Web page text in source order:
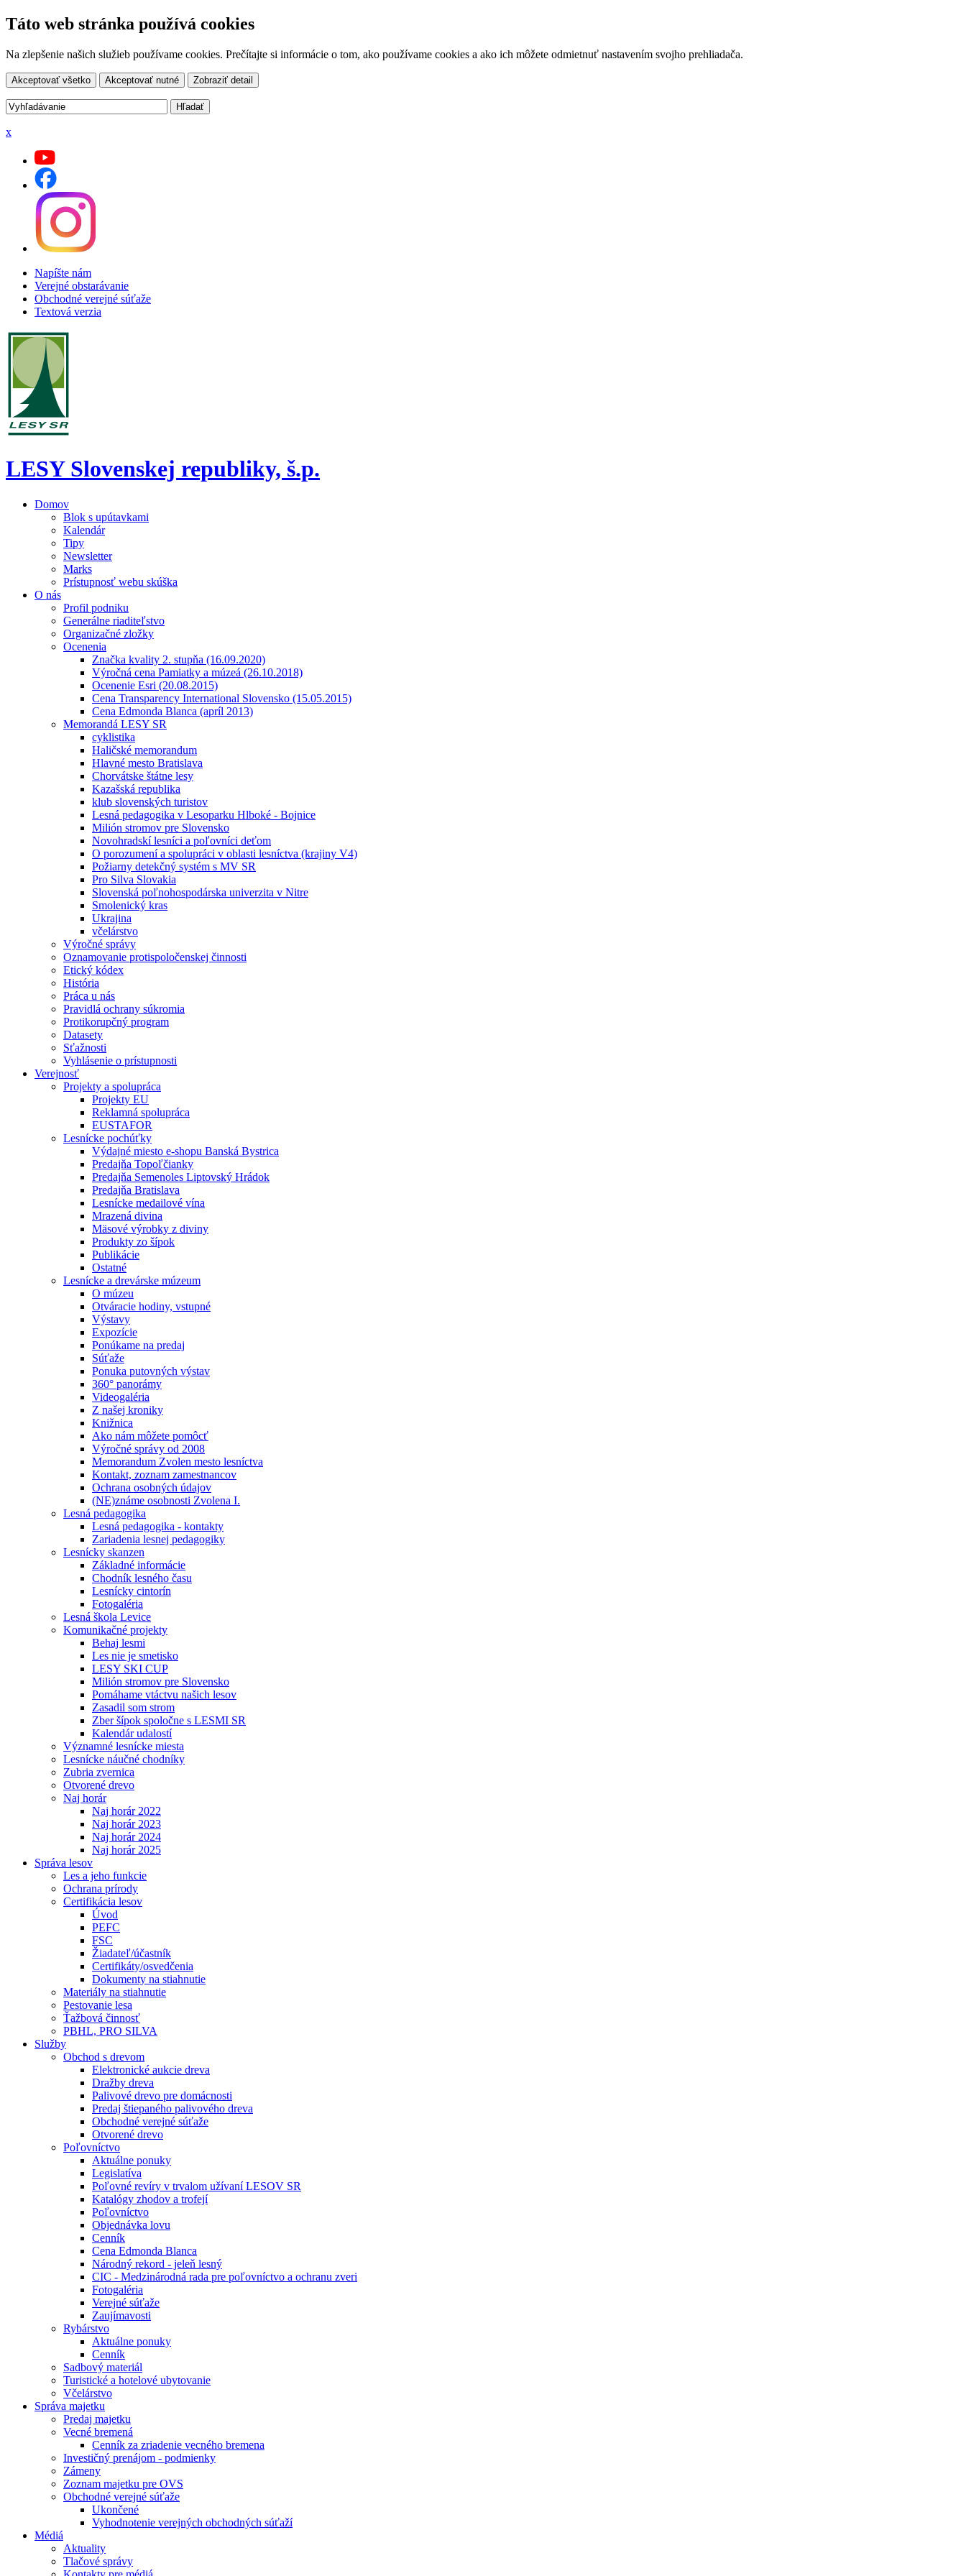
Táto web stránka používá cookies
Na zlepšenie našich služieb používame cookies. Prečítajte si informácie o tom, ako používame cookies a ako ich môžete odmietnuť nastavením svojho prehliadača.
Akceptovať všetko Akceptovať nutné Zobraziť detail
x
Napíšte nám
Verejné obstarávanie
Obchodné verejné súťaže
Textová verzia
LESY Slovenskej republiky, š.p.
Domov
Blok s upútavkami
Kalendár
Tipy
Newsletter
Marks
Prístupnosť webu skúška
O nás
Profil podniku
Generálne riaditeľstvo
Organizačné zložky
Ocenenia
Značka kvality 2. stupňa (16.09.2020)
Výročná cena Pamiatky a múzeá (26.10.2018)
Ocenenie Esri (20.08.2015)
Cena Transparency International Slovensko (15.05.2015)
Cena Edmonda Blanca (apríl 2013)
Memorandá LESY SR
cyklistika
Haličské memorandum
Hlavné mesto Bratislava
Chorvátske štátne lesy
Kazašská republika
klub slovenských turistov
Lesná pedagogika v Lesoparku Hlboké - Bojnice
Milión stromov pre Slovensko
Novohradskí lesníci a poľovníci deťom
O porozumení a spolupráci v oblasti lesníctva (krajiny V4)
Požiarny detekčný systém s MV SR
Pro Silva Slovakia
Slovenská poľnohospodárska univerzita v Nitre
Smolenický kras
Ukrajina
včelárstvo
Výročné správy
Oznamovanie protispoločenskej činnosti
Etický kódex
História
Práca u nás
Pravidlá ochrany súkromia
Protikorupčný program
Datasety
Sťažnosti
Vyhlásenie o prístupnosti
Verejnosť
Projekty a spolupráca
Projekty EU
Reklamná spolupráca
EUSTAFOR
Lesnícke pochúťky
Výdajné miesto e-shopu Banská Bystrica
Predajňa Topoľčianky
Predajňa Semenoles Liptovský Hrádok
Predajňa Bratislava
Lesnícke medailové vína
Mrazená divina
Mäsové výrobky z diviny
Produkty zo šípok
Publikácie
Ostatné
Lesnícke a drevárske múzeum
O múzeu
Otváracie hodiny, vstupné
Výstavy
Expozície
Ponúkame na predaj
Súťaže
Ponuka putovných výstav
360° panorámy
Videogaléria
Z našej kroniky
Knižnica
Ako nám môžete pomôcť
Výročné správy od 2008
Memorandum Zvolen mesto lesníctva
Kontakt, zoznam zamestnancov
Ochrana osobných údajov
(NE)známe osobnosti Zvolena I.
Lesná pedagogika
Lesná pedagogika - kontakty
Zariadenia lesnej pedagogiky
Lesnícky skanzen
Základné informácie
Chodník lesného času
Lesnícky cintorín
Fotogaléria
Lesná škola Levice
Komunikačné projekty
Behaj lesmi
Les nie je smetisko
LESY SKI CUP
Milión stromov pre Slovensko
Pomáhame vtáctvu našich lesov
Zasadil som strom
Zber šípok spoločne s LESMI SR
Kalendár udalostí
Významné lesnícke miesta
Lesnícke náučné chodníky
Zubria zvernica
Otvorené drevo
Naj horár
Naj horár 2022
Naj horár 2023
Naj horár 2024
Naj horár 2025
Správa lesov
Les a jeho funkcie
Ochrana prírody
Certifikácia lesov
Úvod
PEFC
FSC
Žiadateľ/účastník
Certifikáty/osvedčenia
Dokumenty na stiahnutie
Materiály na stiahnutie
Pestovanie lesa
Ťažbová činnosť
PBHL, PRO SILVA
Služby
Obchod s drevom
Elektronické aukcie dreva
Dražby dreva
Palivové drevo pre domácnosti
Predaj štiepaného palivového dreva
Obchodné verejné súťaže
Otvorené drevo
Poľovníctvo
Aktuálne ponuky
Legislatíva
Poľovné revíry v trvalom užívaní LESOV SR
Katalógy zhodov a trofejí
Poľovníctvo
Objednávka lovu
Cenník
Cena Edmonda Blanca
Národný rekord - jeleň lesný
CIC - Medzinárodná rada pre poľovníctvo a ochranu zveri
Fotogaléria
Verejné súťaže
Zaujímavosti
Rybárstvo
Aktuálne ponuky
Cenník
Sadbový materiál
Turistické a hotelové ubytovanie
Včelárstvo
Správa majetku
Predaj majetku
Vecné bremená
Cenník za zriadenie vecného bremena
Investičný prenájom - podmienky
Zámeny
Zoznam majetku pre OVS
Obchodné verejné súťaže
Ukončené
Vyhodnotenie verejných obchodných súťaží
Médiá
Aktuality
Tlačové správy